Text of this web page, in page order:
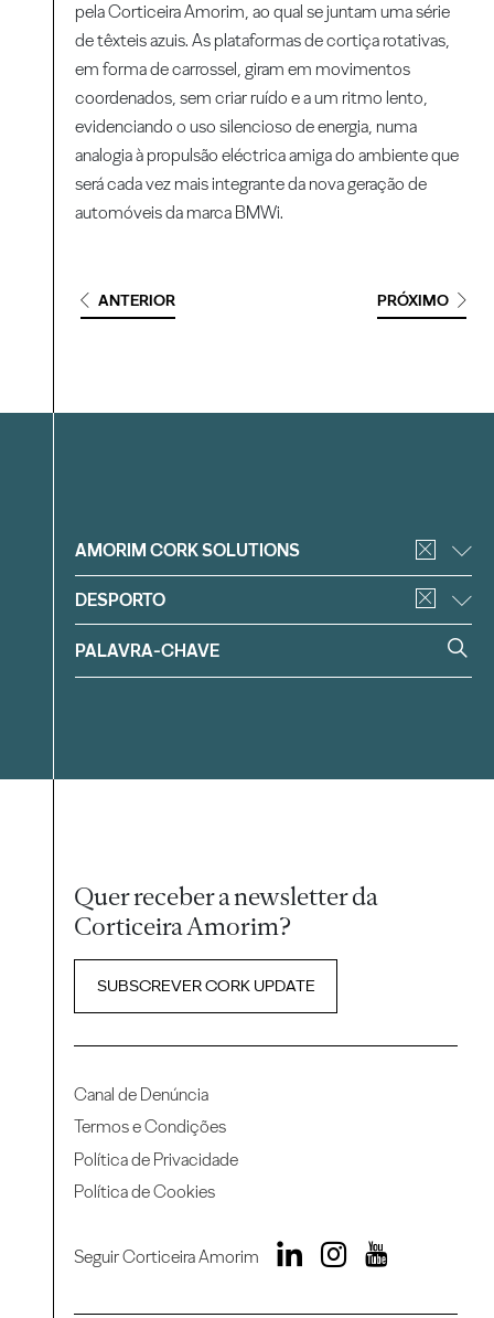
pela Corticeira Amorim, ao qual se juntam uma série
de têxteis azuis. As plataformas de cortiça rotativas,
em forma de carrossel, giram em movimentos
coordenados, sem criar ruído e a um ritmo lento,
evidenciando o uso silencioso de energia, numa
analogia à propulsão eléctrica amiga do ambiente que
será cada vez mais integrante da nova geração de
automóveis da marca BMWi.
ANTERIOR PRÓXIMO
Filtrar
AMORIM CORK SOLUTIONS
DESPORTO
Quer receber a newsletter da
Corticeira Amorim?
SUBSCREVER CORK UPDATE
Canal de Denúncia
Termos e Condições
Política de Privacidade
Política de Cookies
Seguir Corticeira Amorim